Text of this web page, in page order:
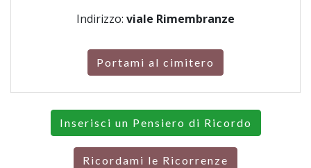
Indirizzo: viale Rimembranze
Portami al cimitero
Inserisci un Pensiero di Ricordo
Ricordami le Ricorrenze